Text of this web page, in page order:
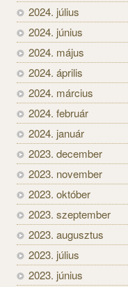
2024. július
2024. június
2024. május
2024. április
2024. március
2024. február
2024. január
2023. december
2023. november
2023. október
2023. szeptember
2023. augusztus
2023. július
2023. június